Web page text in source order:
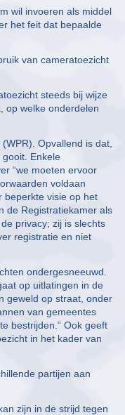
wil invoeren als middel
het feit dat bepaalde
van cameratoezicht
steeds bij wijze
op welke onderdelen
Opvallend is dat,
Enkele
“we moeten ervoor
voldaan
beperkte visie op het
de Registratiekamer als
privacy; zij is slechts
registratie en niet
ondergesneeuwd.
op uitlatingen in de
geweld op straat, onder
van gemeentes
bestrijden.” Ook geeft
in het kader van
partijen aan
zijn in de strijd tegen